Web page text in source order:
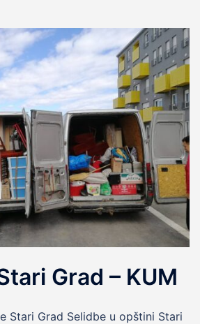
Grad – KUM
Stari Grad Selidbe u opštini Stari